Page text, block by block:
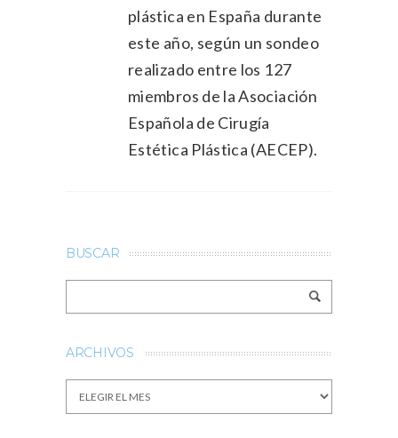
plástica en España durante
este año, según un sondeo
realizado entre los 127
miembros de la Asociación
Española de Cirugía
Estética Plástica (AECEP).
BUSCAR
ARCHIVOS
Archivos